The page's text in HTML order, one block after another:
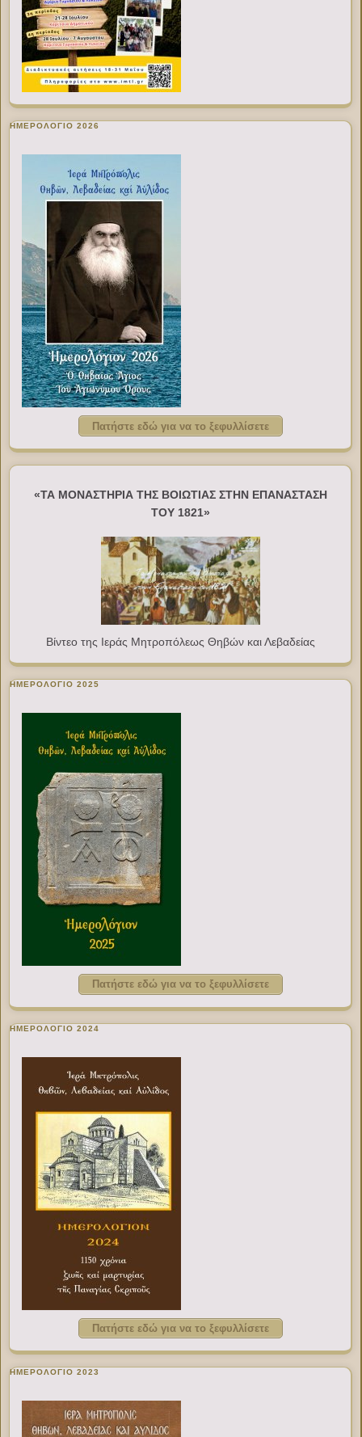
ΗΜΕΡΟΛΟΓΙΟ 2026
Πατήστε εδώ για να το ξεφυλλίσετε
«ΤΑ ΜΟΝΑΣΤΗΡΙΑ ΤΗΣ ΒΟΙΩΤΙΑΣ ΣΤΗΝ ΕΠΑΝΑΣΤΑΣΗ
ΤΟΥ 1821»
Βίντεο της Ιεράς Μητροπόλεως Θηβών και Λεβαδείας
ΗΜΕΡΟΛΟΓΙΟ 2025
Πατήστε εδώ για να το ξεφυλλίσετε
ΗΜΕΡΟΛΟΓΙΟ 2024
Πατήστε εδώ για να το ξεφυλλίσετε
ΗΜΕΡΟΛΟΓΙΟ 2023